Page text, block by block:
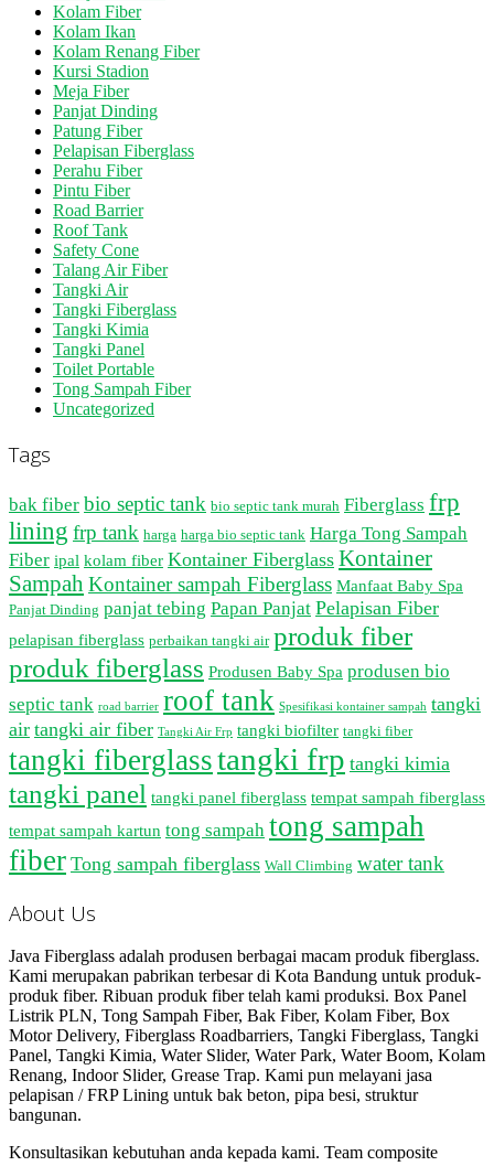
Kolam Fiber
Kolam Ikan
Kolam Renang Fiber
Kursi Stadion
Meja Fiber
Panjat Dinding
Patung Fiber
Pelapisan Fiberglass
Perahu Fiber
Pintu Fiber
Road Barrier
Roof Tank
Safety Cone
Talang Air Fiber
Tangki Air
Tangki Fiberglass
Tangki Kimia
Tangki Panel
Toilet Portable
Tong Sampah Fiber
Uncategorized
Tags
bak fiber bio septic tank bio septic tank murah Fiberglass frp
lining frp tank harga harga bio septic tank Harga Tong Sampah
Fiber ipal kolam fiber Kontainer Fiberglass Kontainer
Sampah Kontainer sampah Fiberglass Manfaat Baby Spa
Panjat Dinding panjat tebing Papan Panjat Pelapisan Fiber
pelapisan fiberglass perbaikan tangki air produk fiber
produk fiberglass Produsen Baby Spa produsen bio
septic tank road barrier roof tank Spesifikasi kontainer sampah tangki
air tangki air fiber Tangki Air Frp tangki biofilter tangki fiber
tangki fiberglasstangki frp tangki kimia
tangki panel tangki panel fiberglass tempat sampah fiberglass
tempat sampah kartun tong sampah tong sampah
fiber Tong sampah fiberglass Wall Climbing water tank
About Us
Java Fiberglass adalah produsen berbagai macam produk fiberglass.
Kami merupakan pabrikan terbesar di Kota Bandung untuk produk-
produk fiber. Ribuan produk fiber telah kami produksi. Box Panel
Listrik PLN, Tong Sampah Fiber, Bak Fiber, Kolam Fiber, Box
Motor Delivery, Fiberglass Roadbarriers, Tangki Fiberglass, Tangki
Panel, Tangki Kimia, Water Slider, Water Park, Water Boom, Kolam
Renang, Indoor Slider, Grease Trap. Kami pun melayani jasa
pelapisan / FRP Lining untuk bak beton, pipa besi, struktur
bangunan.
Konsultasikan kebutuhan anda kepada kami. Team composite